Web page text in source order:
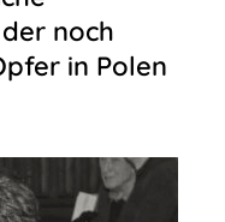
noch
in Polen